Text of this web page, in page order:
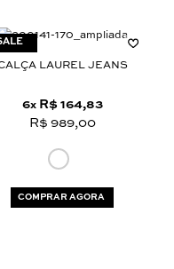
LAUREL JEANS
6x R$ 164,83
R$ 989,00
COMPRAR AGORA